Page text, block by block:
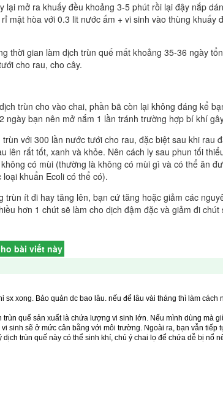
lại mở ra khuấy đều khoảng 3-5 phút rồi lại đậy nắp
mật hòa với 0.3 lit nước ấm + vi sinh vào thùng khuấy
thời gian làm dịch trùn quế mất khoảng 35-36 ngày
cho rau, cho cây.
trùn cho vào chai, phần bã còn lại không đáng kể
ngày bạn nên mở nắm 1 lần tránh trường hợp bí khí
trùn với 300 lần nước tưới cho rau, đặc biệt sau khi rau
lên rất tốt, xanh và khỏe. Nên cách ly sau phun tối
có mùi (thường là không có mùi gì và có thể ăn
khuẩn Ecoli có thể có).
trùn ít đi hay tăng lên, bạn cứ tăng hoặc giảm các
hơn 1 chút sẽ làm cho dịch đậm đặc và giảm đi
bài viết này